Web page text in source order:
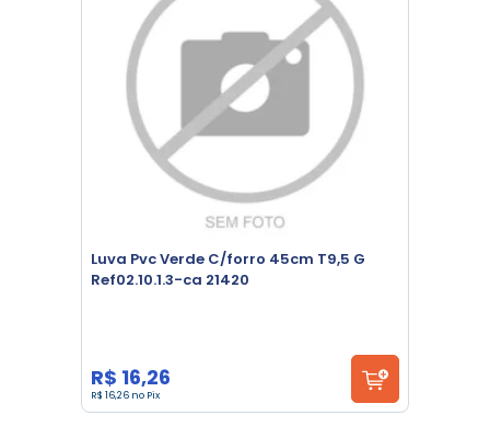
Luva Pvc Verde C/forro 45cm T9,5 G
Ref02.10.1.3-ca 21420
R$ 16,26
R$ 16,26 no Pix